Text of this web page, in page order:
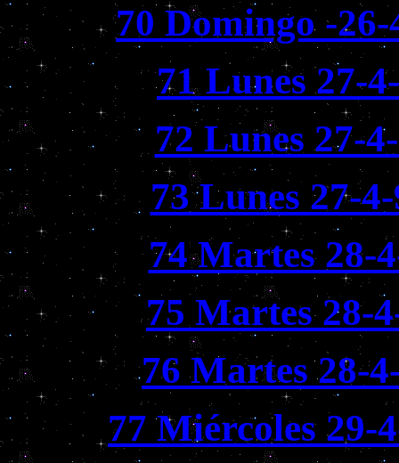
70 Domingo -
71 Lunes 27-
72 Lunes 27-
73 Lunes 27-
74 Martes 28-
75 Martes 28-
76 Martes 28-
77 Miércoles